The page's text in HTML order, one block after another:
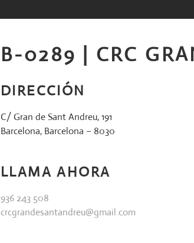
B-0289 | CRC
DIRECCIÓN
C/ Gran de Sant Andreu, 191
Barcelona, Barcelona – 8030
LLAMA AHORA
936 243 508
crcgrandesantandreu@gmail.com